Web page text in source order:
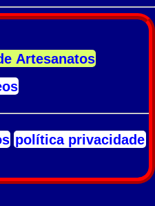
Artesanatos
política privacidade